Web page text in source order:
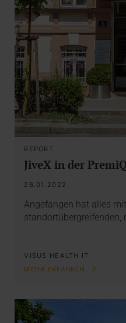
REPORT
JiveX in der
26.01.2022
Angefangen hat alles
VISUS HEALTH IT
MEHR ERFAHREN